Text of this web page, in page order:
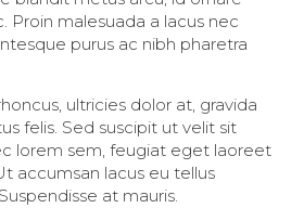
Proin malesuada a lacus nec
purus ac nibh pharetra
ultricies dolor at, gravida
felis. Sed suscipit ut velit sit
lorem sem, feugiat eget laoreet
accumsan lacus eu tellus
at mauris.